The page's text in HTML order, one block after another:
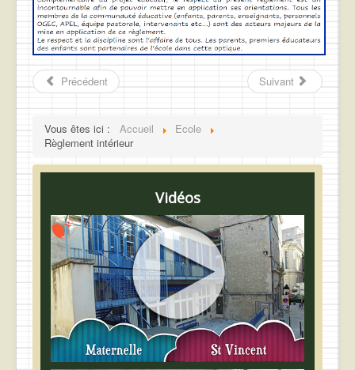
Précédent Suivant
Vous êtes ici : Accueil
Ecole
Règlement intérieur
Vidéos